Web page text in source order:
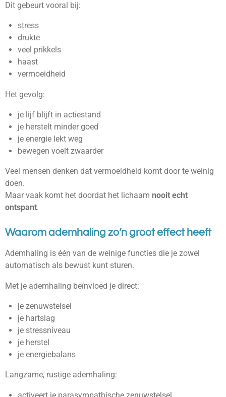
Dit gebeurt vooral bij:
stress
drukte
veel prikkels
haast
vermoeidheid
Het gevolg:
je lijf blijft in actiestand
je herstelt minder goed
je energie lekt weg
bewegen voelt zwaarder
Veel mensen denken dat vermoeidheid komt door te weinig
doen.
Maar vaak komt het doordat het lichaam nooit echt
ontspant.
Waarom ademhaling zo’n groot effect heeft
Ademhaling is één van de weinige functies die je zowel
automatisch als bewust kunt sturen.
Met je ademhaling beïnvloed je direct:
je zenuwstelsel
je hartslag
je stressniveau
je herstel
je energiebalans
Langzame, rustige ademhaling:
activeert je parasympathische zenuwstelsel